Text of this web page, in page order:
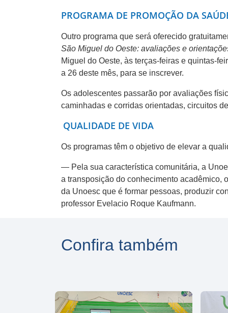
PROGRAMA DE PROMOÇÃO DA
Outro programa que será oferecido
São Miguel do Oeste: avaliações e
Miguel do Oeste, às terças-feiras e quintas-
a 26 deste mês, para se inscrever.
Os adolescentes passarão por avaliações
caminhadas e corridas orientadas, circuitos
QUALIDADE DE VIDA
Os programas têm o objetivo de elevar a
— Pela sua característica comunitária, a
a transposição do conhecimento acadêmico,
da Unoesc que é formar pessoas, produzir
professor Evelacio Roque Kaufmann.
Confira também